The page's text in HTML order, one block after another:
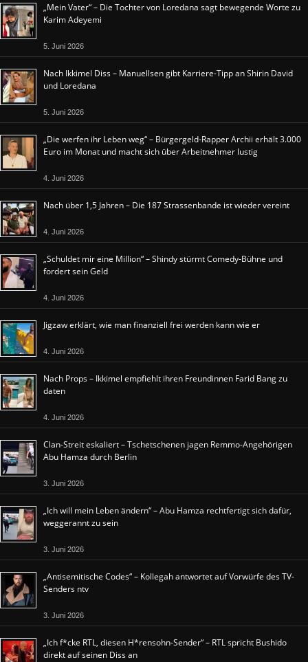
„Mein Vater“ – Die Tochter von Loredana sagt bewegende Worte zu
Karim Adeyemi
5. Juni 2026
Nach Ikkimel Diss – Manuellsen gibt Karriere-Tipp an Shirin David
und Loredana
5. Juni 2026
„Die werfen ihr Leben weg“ – Bürgergeld-Rapper Archii erhält 3.000
Euro im Monat und macht sich über Arbeitnehmer lustig
4. Juni 2026
Nach über 1,5 Jahren – Die 187 Strassenbande ist wieder vereint
4. Juni 2026
„Schuldet mir eine Million“ – Shindy stürmt Comedy-Bühne und
fordert sein Geld
4. Juni 2026
Jigzaw erklärt, wie man finanziell frei werden kann wie er
4. Juni 2026
Nach Props – Ikkimel empfiehlt ihren Freundinnen Farid Bang zu
daten
4. Juni 2026
Clan-Streit eskaliert – Tschetschenen jagen Remmo-Angehörigen
Abu Hamza durch Berlin
3. Juni 2026
„Ich will mein Leben ändern“ – Abu Hamza rechtfertigt sich dafür,
weggerannt zu sein
3. Juni 2026
„Antisemitische Codes“ – Kollegah antwortet auf Vorwürfe des TV-
Senders ntv
3. Juni 2026
„Ich f*cke RTL, diesen H*rensohn-Sender“ – RTL spricht Bushido
direkt auf seinen Diss an